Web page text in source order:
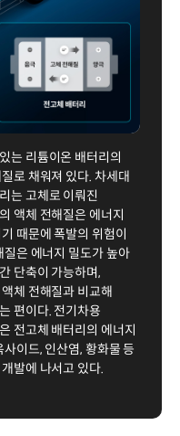
는 리튬이온 배터리의
로 채워져 있다. 차세대
는 고체로 이뤄진
액체 전해질은 에너지
때문에 폭발의 위험이
은 에너지 밀도가 높아
단축이 가능하며,
체 전해질과 비교해
편이다. 전기차용
전고체 배터리의 에너지
이드, 인산염, 황화물 등
발에 나서고 있다.